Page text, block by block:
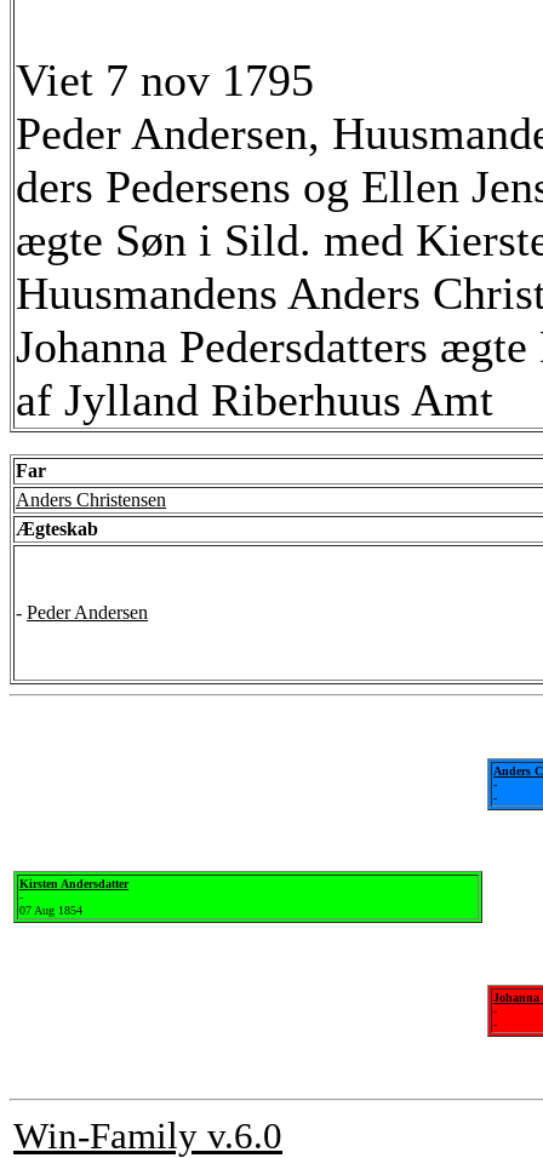
Viet 7 nov 1795
Peder Andersen,
ders Pedersens og Ellen
ægte Søn i Sild. med
Huusmandens Anders
Johanna Pedersdatters
af Jylland Riberhuus Amt
Far
Anders Christensen
Ægteskab
- Peder Andersen
Kirsten Andersdatter
-
07 Aug 1854
Anders
-
-
Johanna
-
-
Win-Family v.6.0